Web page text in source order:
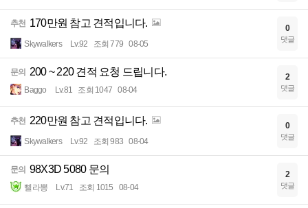
추천 170만원 참고 견적입니다.
Skywalkers Lv.92 조회 779 08-05
0
댓글
문의 200 ~ 220 견적 요청 드립니다.
Baggo Lv.81 조회 1047 08-04
2
댓글
추천 220만원 참고 견적입니다.
Skywalkers Lv.92 조회 983 08-04
0
댓글
문의 98X3D 5080 문의
삘라뽕 Lv.71 조회 1015 08-04
2
댓글